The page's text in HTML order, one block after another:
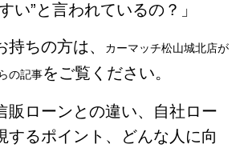
い”と言われているの？」
ちの方は、 カーマッチ松山城北店が
の記事をご覧ください。
販ローンとの違い、自社ロー
するポイント、どんな人に向